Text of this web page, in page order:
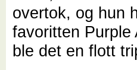
overtok, og hun
favoritten
ble det en flott